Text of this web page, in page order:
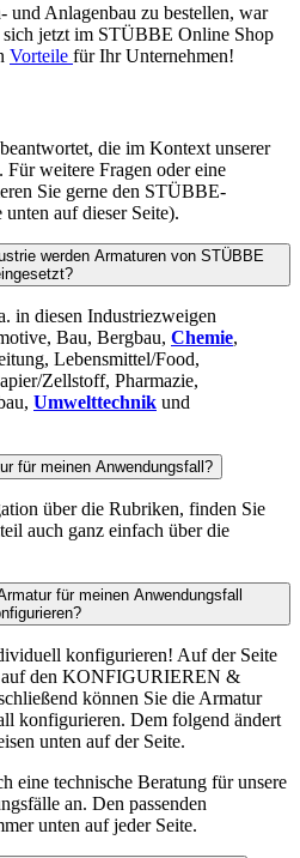
und Anlagenbau zu bestellen, war
sich jetzt im STÜBBE Online Shop
Vorteile für Ihr Unternehmen!
die im Kontext unserer
weitere Fragen oder eine
Sie gerne den STÜBBE-
auf dieser Seite).
werden Armaturen von STÜBBE
in diesen Industriezweigen
Bau, Bergbau, Chemie,
Lebensmittel/Food,
Zellstoff, Pharmazie,
Umwelttechnik und
für meinen Anwendungsfall?
über die Rubriken, finden Sie
auch ganz einfach über die
für meinen Anwendungsfall
konfigurieren! Auf der Seite
auf den KONFIGURIEREN &
können Sie die Armatur
konfigurieren. Dem folgend ändert
unten auf der Seite.
eine technische Beratung für unsere
an. Den passenden
unten auf jeder Seite.